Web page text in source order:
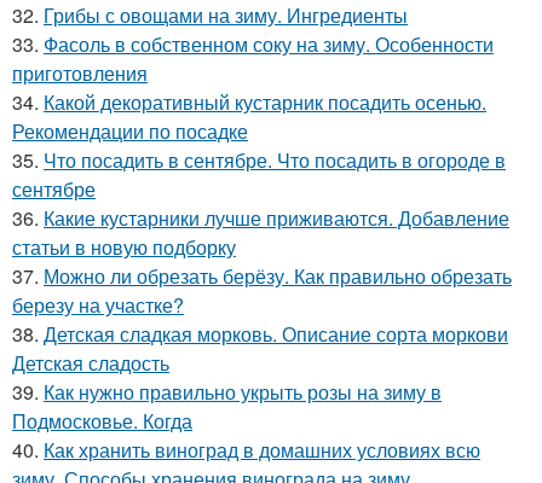
32. Грибы с овощами на зиму. Ингредиенты
33. Фасоль в собственном соку на зиму. Особенности
приготовления
34. Какой декоративный кустарник посадить осенью.
Рекомендации по посадке
35. Что посадить в сентябре. Что посадить в огороде в
сентябре
36. Какие кустарники лучше приживаются. Добавление
статьи в новую подборку
37. Можно ли обрезать берёзу. Как правильно обрезать
березу на участке?
38. Детская сладкая морковь. Описание сорта моркови
Детская сладость
39. Как нужно правильно укрыть розы на зиму в
Подмосковье. Когда
40. Как хранить виноград в домашних условиях всю